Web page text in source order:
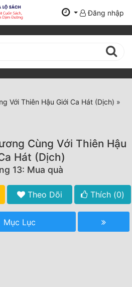
Đăng nhập
Với Thiên Hậu Giới Ca Hát (Dịch) »
Cùng Với Thiên Hậu
Hát (Dịch)
13: Mua quà
Theo Dõi Thích (0)
Mục Lục